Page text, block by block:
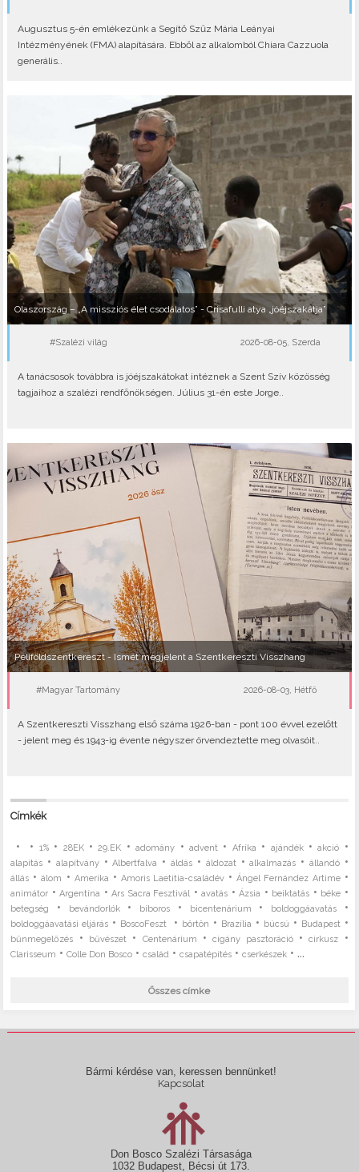
Augusztus 5-én emlékezünk a Segítő Szűz Mária Leányai
Intézményének (FMA) alapítására. Ebből az alkalomból Chiara Cazzuola
generális..
Olaszország – „A missziós élet csodálatos” - Crisafulli atya „jóéjszakátja”
#Szalézi világ 2026-08-05, Szerda
A tanácsosok továbbra is jóéjszakátokat intéznek a Szent Szív közösség
tagjaihoz a szalézi rendfőnökségen. Július 31-én este Jorge..
Péliföldszentkereszt - Ismét megjelent a Szentkereszti Visszhang
#Magyar Tartomány 2026-08-03, Hétfő
A Szentkereszti Visszhang első száma 1926-ban - pont 100 évvel ezelőtt
- jelent meg és 1943-ig évente négyszer örvendeztette meg olvasóit..
Címkék
• • 1%• 28EK•29.EK •adomány •advent • Afrika • ajándék•akció •
alapítás • alapítvány•Albertfalva •áldás • áldozat •alkalmazás • állandó•
állás •álom • Amerika • Amoris Laetitia-családév •Ángel Fernández Artime•
animátor •Argentína •Ars Sacra Fesztivál •avatás •Ázsia • beiktatás • béke •
betegség • bevándorlók• bíboros • bicentenárium • boldoggáavatás•
boldoggáavatási eljárás • BoscoFeszt • börtön • Brazília • búcsú • Budapest •
bűnmegelőzés • bűvészet • Centenárium •cigány pasztoráció•cirkusz •
Clarisseum •Colle Don Bosco •család •csapatépítés •cserkészek • ...
Összes címke
Bármi kérdése van, keressen bennünket!
Kapcsolat
Don Bosco Szalézi Társasága
1032 Budapest, Bécsi út 173.